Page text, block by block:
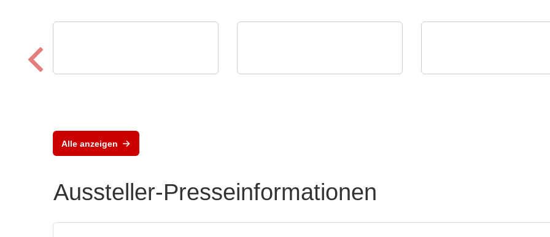
Alle anzeigen
Aussteller-Presseinformationen